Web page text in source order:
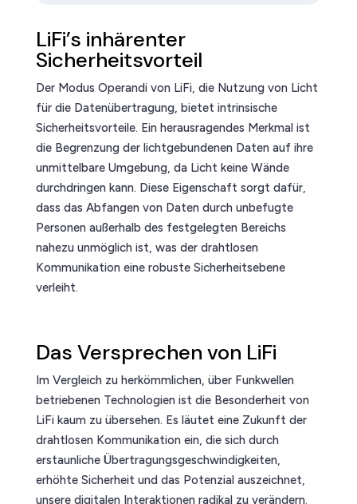
LiFi’s inhärenter
Sicherheitsvorteil
Der Modus Operandi von LiFi, die Nutzung von Licht
für die Datenübertragung, bietet intrinsische
Sicherheitsvorteile. Ein herausragendes Merkmal ist
die Begrenzung der lichtgebundenen Daten auf ihre
unmittelbare Umgebung, da Licht keine Wände
durchdringen kann. Diese Eigenschaft sorgt dafür,
dass das Abfangen von Daten durch unbefugte
Personen außerhalb des festgelegten Bereichs
nahezu unmöglich ist, was der drahtlosen
Kommunikation eine robuste Sicherheitsebene
verleiht.
Das Versprechen von LiFi
Im Vergleich zu herkömmlichen, über Funkwellen
betriebenen Technologien ist die Besonderheit von
LiFi kaum zu übersehen. Es läutet eine Zukunft der
drahtlosen Kommunikation ein, die sich durch
erstaunliche Übertragungsgeschwindigkeiten,
erhöhte Sicherheit und das Potenzial auszeichnet,
unsere digitalen Interaktionen radikal zu verändern.